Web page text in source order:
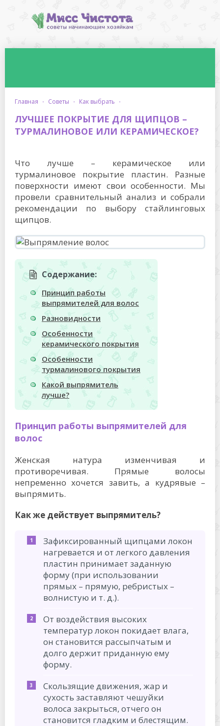
главная · советы · как выбрать ·
ЛУЧШЕЕ ПОКРЫТИЕ ДЛЯ ЩИПЦОВ –
ТУРМАЛИНОВОЕ ИЛИ КЕРАМИЧЕСКОЕ?
Что лучше – керамическое или
турмалиновое покрытие пластин. Разные
поверхности имеют свои особенности. Мы
провели сравнительный анализ и собрали
рекомендации по выбору стайлинговых
щипцов.
Содержание:
Принцип работы
выпрямителей для волос
Разновидности
Особенности
керамического покрытия
Особенности
турмалинового покрытия
Какой выпрямитель
лучше?
Принцип работы выпрямителей для
волос
Женская натура изменчивая и
противоречивая. Прямые волосы
непременно хочется завить, а кудрявые –
выпрямить.
Как же действует выпрямитель?
Зафиксированный щипцами локон
нагревается и от легкого давления
пластин принимает заданную
форму (при использовании
прямых – прямую, ребристых –
волнистую и т. д.).
От воздействия высоких
температур локон покидает влага,
он становится рассыпчатым и
долго держит приданную ему
форму.
Скользящие движения, жар и
сухость заставляют чешуйки
волоса закрыться, отчего он
становится гладким и блестящим.